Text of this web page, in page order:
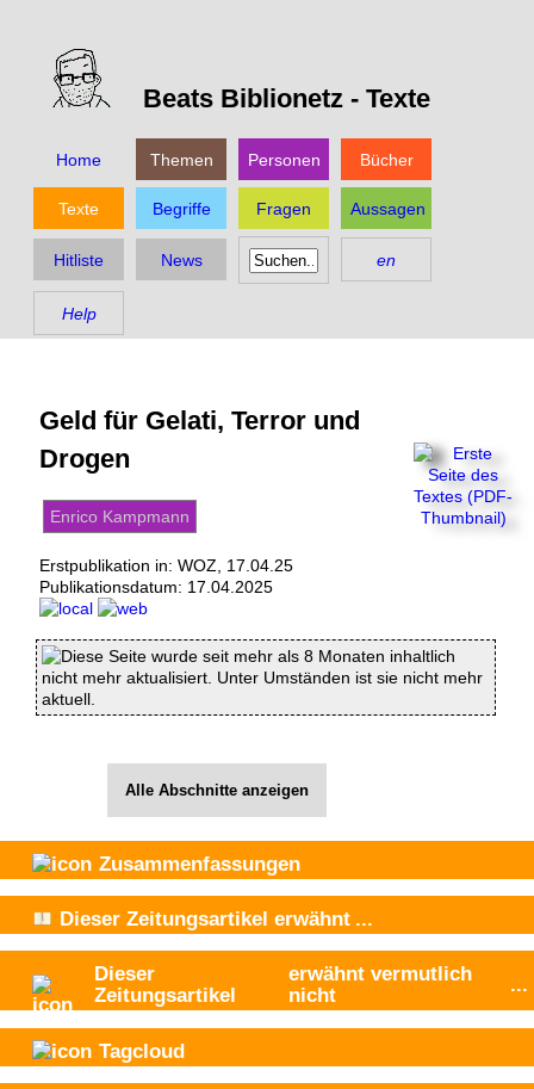
Beats Biblionetz - Texte
Home Themen Personen Bücher
Texte Begriffe Fragen Aussagen
Hitliste News en
Help
Geld für Gelati, Terror und
Drogen
Enrico Kampmann
Erstpublikation in: WOZ, 17.04.25
Publikationsdatum: 17.04.2025
Diese Seite wurde seit mehr als 8 Monaten inhaltlich
nicht mehr aktualisiert. Unter Umständen ist sie nicht mehr
aktuell.
Alle Abschnitte anzeigen
Zusammenfassungen
Dieser Zeitungsartikel erwähnt ...
Dieser
Zeitungsartikel
erwähnt vermutlich
nicht
...
Tagcloud